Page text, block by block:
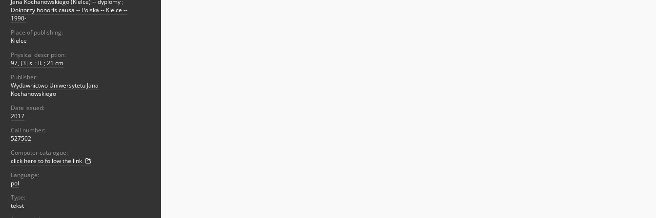
Jana Kochanowskiego (Kielce) -- dyplomy ;
Doktorzy honoris causa -- Polska -- Kielce --
1990-
Place of publishing:
Kielce
Physical description:
97, [3] s. : il. ; 21 cm
Publisher:
Wydawnictwo Uniwersytetu Jana
Kochanowskiego
Date issued:
2017
Call number:
527502
Computer catalogue:
click here to follow the link
Language:
pol
Type:
tekst